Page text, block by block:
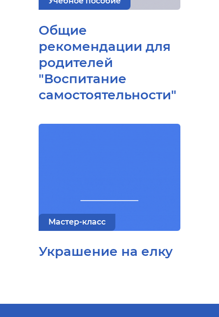
Общие
рекомендации для
родителей
"Воспитание
самостоятельности"
Мастер-класс
Украшение на елку